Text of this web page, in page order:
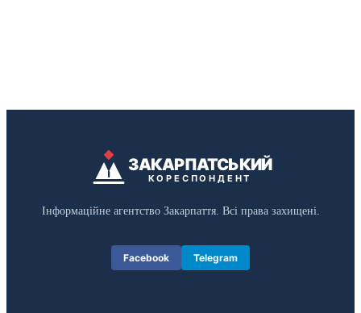
ЗАКАРПАТСЬКИЙ
КОРЕСПОНДЕНТ
Інформаційне агентство Закарпаття. Всі права захищені.
Facebook Telegram